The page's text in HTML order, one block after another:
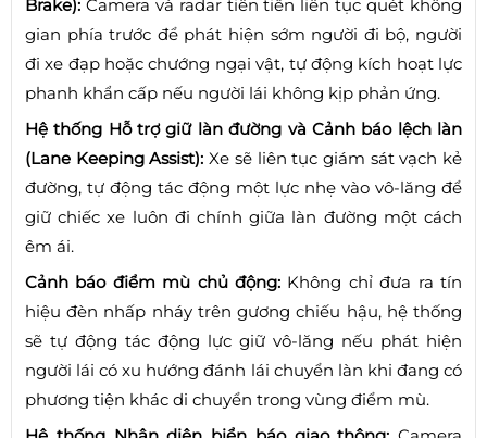
Brake): Camera và radar tiên tiến liên tục quét không
gian phía trước để phát hiện sớm người đi bộ, người
đi xe đạp hoặc chướng ngại vật, tự động kích hoạt lực
phanh khẩn cấp nếu người lái không kịp phản ứng.
Hệ thống Hỗ trợ giữ làn đường và Cảnh báo lệch làn
(Lane Keeping Assist): Xe sẽ liên tục giám sát vạch kẻ
đường, tự động tác động một lực nhẹ vào vô-lăng để
giữ chiếc xe luôn đi chính giữa làn đường một cách
êm ái.
Cảnh báo điểm mù chủ động: Không chỉ đưa ra tín
hiệu đèn nhấp nháy trên gương chiếu hậu, hệ thống
sẽ tự động tác động lực giữ vô-lăng nếu phát hiện
người lái có xu hướng đánh lái chuyển làn khi đang có
phương tiện khác di chuyển trong vùng điểm mù.